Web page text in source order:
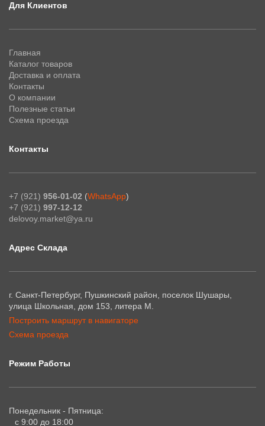
Для Клиентов
Главная
Каталог товаров
Доставка и оплата
Контакты
О компании
Полезные статьи
Схема проезда
Контакты
+7 (921) 956-01-02 (WhatsApp)
+7 (921) 997-12-12
delovoy.market@ya.ru
Адрес Склада
г. Санкт-Петербург, Пушкинский район, поселок Шушары,
улица Школьная, дом 153, литера М.
Построить маршрут в навигаторе
Схема проезда
Режим Работы
Понедельник - Пятница:
с 9:00 до 18:00